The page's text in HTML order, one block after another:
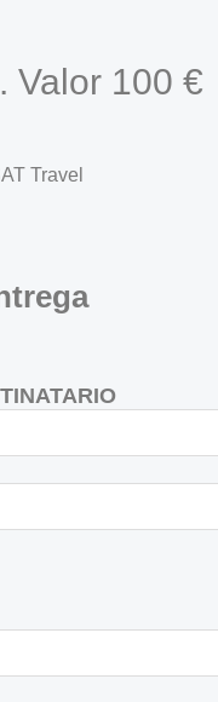
Valor 100 €
Travel